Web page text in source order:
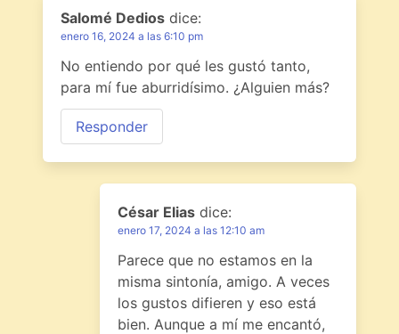
Salomé Dedios dice:
enero 16, 2024 a las 6:10 pm
No entiendo por qué les gustó tanto,
para mí fue aburridísimo. ¿Alguien más?
Responder
César Elias dice:
enero 17, 2024 a las 12:10 am
Parece que no estamos en la
misma sintonía, amigo. A veces
los gustos difieren y eso está
bien. Aunque a mí me encantó,